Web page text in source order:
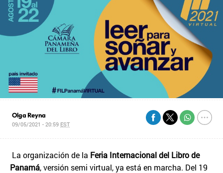
Olga Reyna
09/05/2021 - 20:59 EST
La organización de la Feria Internacional del Libro de
Panamá, versión semi virtual, ya está en marcha. Del 19